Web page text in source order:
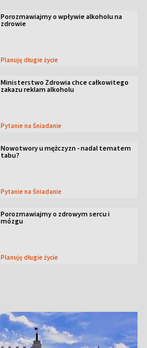
Porozmawiajmy o wpływie alkoholu na
zdrowie
Planuję długie życie
Ministerstwo Zdrowia chce całkowitego
zakazu reklam alkoholu
Pytanie na Śniadanie
Nowotwory u mężczyzn - nadal tematem
tabu?
Pytanie na Śniadanie
Porozmawiajmy o zdrowym sercu i
mózgu
Planuję długie życie